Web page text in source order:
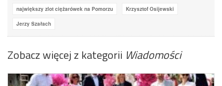
największy zlot ciężarówek na Pomorzu Krzysztof Osijewski
Jerzy Szałach
Zobacz więcej z kategorii Wiadomości